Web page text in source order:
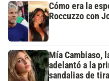
Cómo era la
Roccuzzo con
Mía Cambiaso,
adelantó a la
sandalias de